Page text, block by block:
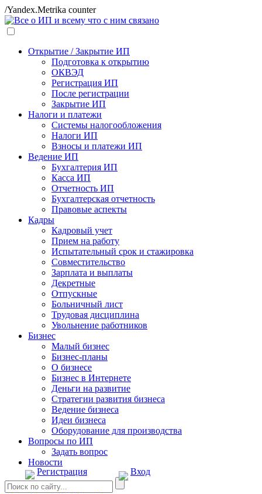
/Yandex.Metrika counter
Открытие / Закрытие ИП
Подготовка к открытию
ОКВЭД
Регистрация ИП
После регистрации
Закрытие ИП
Налоги и платежи
Системы налогообложения
Налоги ИП
Взносы и платежи ИП
Ведение ИП
Бухгалтерия ИП
Касса ИП
Отчетность ИП
Бухгалтерская отчетность
Правовые аспекты
Кадры
Кадровый учет
Прием на работу
Испытательный срок и стажировка
Совместительство
Зарплата и выплаты
Декретные
Отпускные
Больничный лист
Трудовая дисциплина
Увольнение работников
Бизнес
Малый бизнес
Бизнес-планы
О бизнесе
Бизнес в Интернете
Деньги на развитие
Стратегии развития бизнеса
Ведение бизнеса
Идеи бизнеса
Оборудование для производства
Вопросы по ИП
Задать вопрос
Новости
Регистрация
Вход